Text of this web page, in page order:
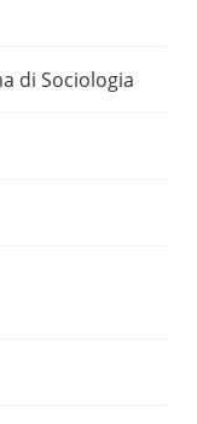
di Sociologia